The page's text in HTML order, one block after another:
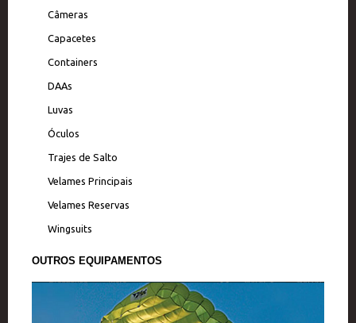
Câmeras
Capacetes
Containers
DAAs
Luvas
Óculos
Trajes de Salto
Velames Principais
Velames Reservas
Wingsuits
OUTROS EQUIPAMENTOS